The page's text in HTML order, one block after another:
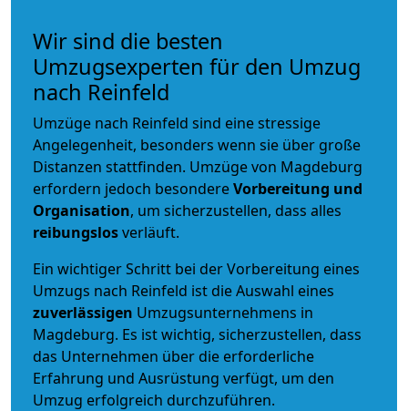
Wir sind die besten
Umzugsexperten für den Umzug
nach Reinfeld
Umzüge nach Reinfeld sind eine stressige
Angelegenheit, besonders wenn sie über große
Distanzen stattfinden. Umzüge von Magdeburg
erfordern jedoch besondereVorbereitung und
Organisation, um sicherzustellen, dass alles
reibungslosverläuft.
Ein wichtiger Schritt bei der Vorbereitung eines
Umzugs nach Reinfeld ist die Auswahl eines
zuverlässigen Umzugsunternehmens in
Magdeburg. Es ist wichtig, sicherzustellen, dass
das Unternehmen über die erforderliche
Erfahrung und Ausrüstung verfügt, um den
Umzug erfolgreich durchzuführen.